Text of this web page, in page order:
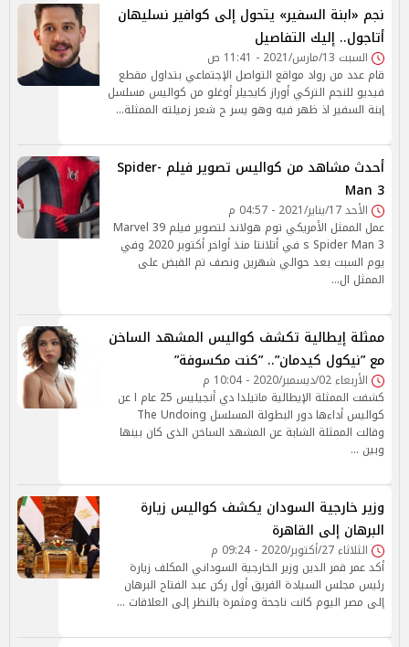
نجم «ابنة السفير» يتحول إلى كوافير نسليهان
أتاجول.. إليك التفاصيل
السبت 13/مارس/2021 - 11:41 ص
قام عدد من رواد مواقع التواصل الإجتماعي بتداول مقطع
فيديو للنجم التركي أوراز كايجيلر أوغلو من كواليس مسلسل
إبنة السفير اذ ظهر فيه وهو يسر ح شعر زميلته الممثلة…
أحدث مشاهد من كواليس تصوير فيلم Spider-
Man 3
الأحد 17/يناير/2021 - 04:57 م
عمل الممثل الأمريكي توم هولاند لتصوير فيلم Marvel 39
s Spider Man 3 في أتلانتا منذ أواخر أكتوبر 2020 وفي
يوم السبت بعد حوالي شهرين ونصف تم القبض على
الممثل ال…
ممثلة إيطالية تكشف كواليس المشهد الساخن
مع ”نيكول كيدمان”.. ”كنت مكسوفة”
الأربعاء 02/ديسمبر/2020 - 10:04 م
كشفت الممثلة الإيطالية ماتيلدا دي أنجيليس 25 عام ا عن
كواليس أداءها دور البطولة المسلسل The Undoing
وقالت الممثلة الشابة عن المشهد الساخن الذى كان بينها
وبين …
وزير خارجية السودان يكشف كواليس زيارة
البرهان إلى القاهرة
الثلاثاء 27/أكتوبر/2020 - 09:24 م
أكد عمر قمر الدين وزير الخارجية السوداني المكلف زيارة
رئيس مجلس السيادة الفريق أول ركن عبد الفتاح البرهان
إلى مصر اليوم كانت ناجحة ومثمرة بالنظر إلى العلاقات …